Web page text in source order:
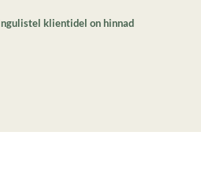
klientidel on hinnad